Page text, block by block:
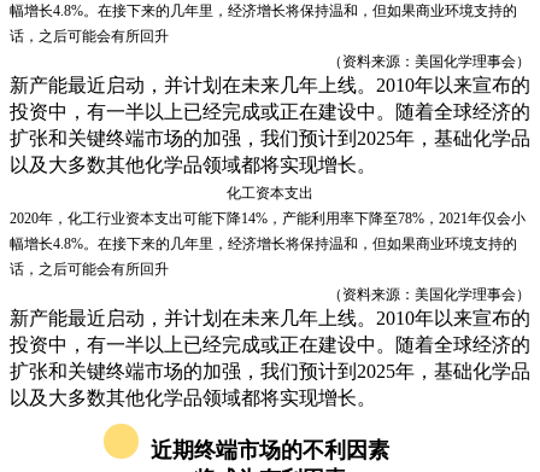
幅增长4.8%。在接下来的几年里，经济增长将保持温和，但如果商业环境支持的
话，之后可能会有所回升
（资料来源：美国化学理事会）
新产能最近启动，并计划在未来几年上线。2010年以来宣布的
投资中，有一半以上已经完成或正在建设中。随着全球经济的
扩张和关键终端市场的加强，我们预计到2025年，基础化学品
以及大多数其他化学品领域都将实现增长。
化工资本支出
2020年，化工行业资本支出可能下降14%，产能利用率下降至78%，2021年仅会小
幅增长4.8%。在接下来的几年里，经济增长将保持温和，但如果商业环境支持的
话，之后可能会有所回升
（资料来源：美国化学理事会）
新产能最近启动，并计划在未来几年上线。2010年以来宣布的
投资中，有一半以上已经完成或正在建设中。随着全球经济的
扩张和关键终端市场的加强，我们预计到2025年，基础化学品
以及大多数其他化学品领域都将实现增长。
近期终端市场的不利因素